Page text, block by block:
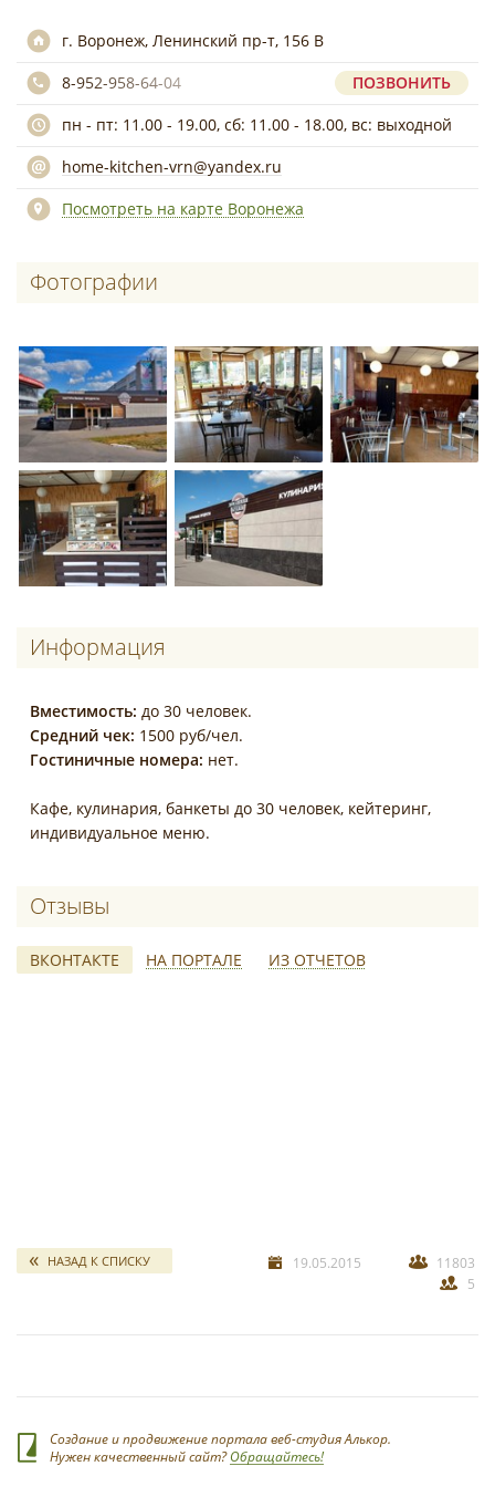
г. Воронеж, Ленинский пр-т, 156 В
8-952-958-64-04
ПОЗВОНИТЬ
пн - пт: 11.00 - 19.00, сб: 11.00 - 18.00, вс: выходной
home-kitchen-vrn@yandex.ru
Посмотреть на карте Воронежа
Информация
Вместимость: до 30 человек.
Средний чек: 1500 руб/чел.
Гостиничные номера: нет.
Кафе, кулинария, банкеты до 30 человек, кейтеринг,
индивидуальное меню.
Фотографии
Отзывы о Домашняя кухня
ВКОНТАКТЕ НА ПОРТАЛЕ ИЗ ОТЧЕТОВ
*
*
НАЗАД К СПИСКУ 19.05.2015
11803
5
Создание и продвижение портала веб-студия Алькор.
Нужен качественный сайт?Обращайтесь!